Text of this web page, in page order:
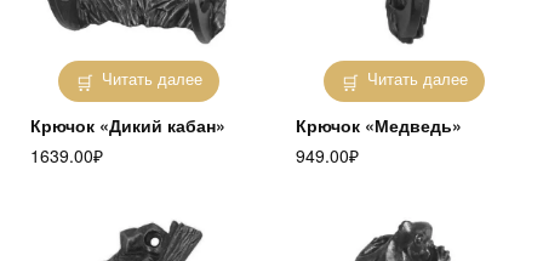
Читать далее
Крючок «Дикий кабан»
1639.00₽
Читать далее
Крючок «Медведь»
949.00₽